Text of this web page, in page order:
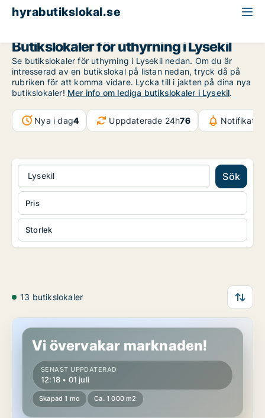
hyrabutikslokal.se
Butikslokaler för uthyrning i Lysekil
Se butikslokaler för uthyrning i Lysekil nedan. Om du är
intresserad av en butikslokal på listan nedan, tryck då på
rubriken för att komma vidare. Lycka till i jakten på dina nya
butikslokaler! Mer info om lediga butikslokaler i Lysekil.
Nya i dag4 Uppdaterade 24h76
Lysekil Sök
Storlek
Pris
13 butikslokaler
Butikslokal i Lysekil
Vi övervakar marknaden!
SENAST UPPDATERAD
12:18 • 01 juli
Skapad 1 mo Ca. 1 000 m2